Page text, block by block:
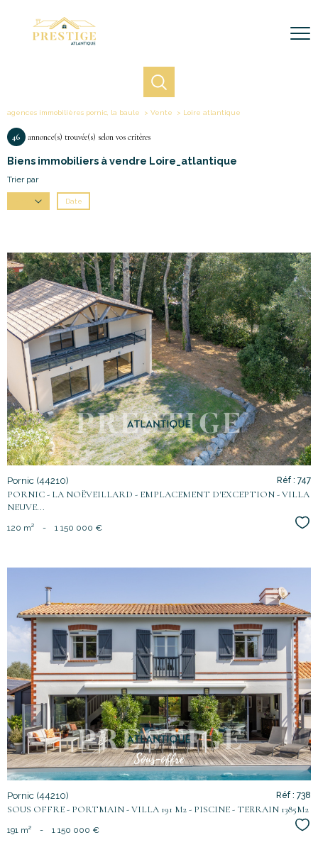
agences immobilières pornic, la baule Vente Loire atlantique
46 annonce(s) trouvée(s) selon vos critères
Biens immobiliers à vendre Loire_atlantique
Trier par
Date
voir le
bien
Pornic (44210)
PORNIC - LA NOËVEILLARD - EMPLACEMENT D'EXCEPTION - VILLA
NEUVE...
Réf : 747
120 m² - 1 150 000 €
voir le
bien
Pornic (44210)
SOUS OFFRE - PORTMAIN - VILLA 191 M2 - PISCINE - TERRAIN 1385M2
Réf : 738
191 m² - 1 150 000 €